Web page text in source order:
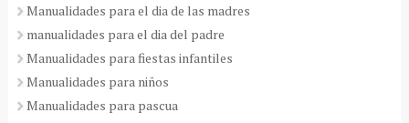
Manualidades para el dia de las madres
manualidades para el dia del padre
Manualidades para fiestas infantiles
Manualidades para niños
Manualidades para pascua